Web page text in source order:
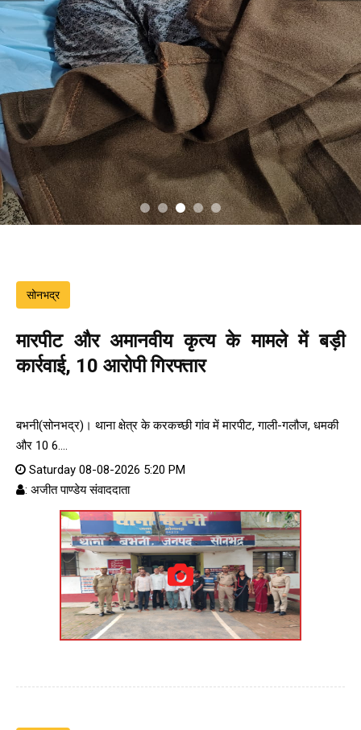
सोनभद्र
मारपीट और अमानवीय कृत्य के मामले में बड़ी
कार्रवाई, 10 आरोपी गिरफ्तार
बभनी(सोनभद्र)। थाना क्षेत्र के करकच्छी गांव में मारपीट, गाली-गलौज, धमकी
और 10 6....
Saturday 08-08-2026 5:20 PM
: अजीत पाण्डेय संवाददाता